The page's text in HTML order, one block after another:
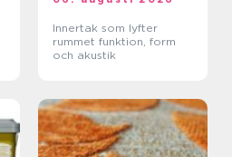
Innertak som lyfter
rummet funktion, form
och akustik